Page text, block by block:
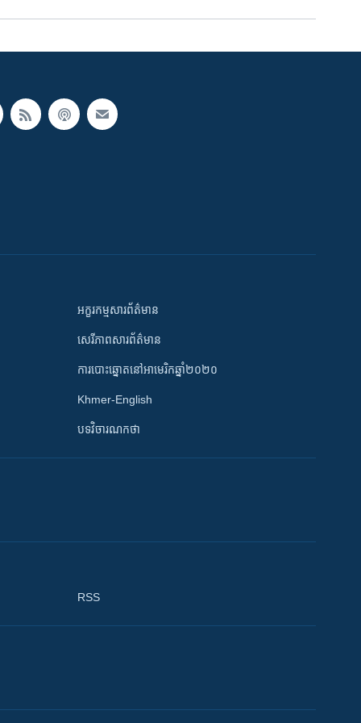
អក្ខរកម្មសារព័ត៌មាន
សេរីភាពសារព័ត៌មាន
ការបោះឆ្នោតនៅអាមេរិកឆ្នាំ២០២០
Khmer-English
បទវិចារណកថា
RSS